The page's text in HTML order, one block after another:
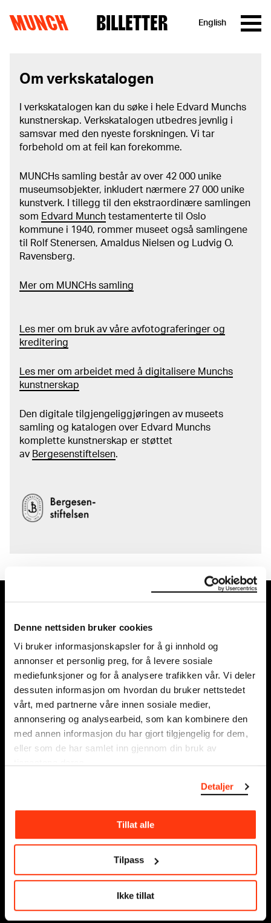
Denne nettsiden bruker cookies
Vi bruker informasjonskapsler for å gi innhold og
annonser et personlig preg, for å levere sosiale
mediefunksjoner og for å analysere trafikken vår. Vi deler
dessuten informasjon om hvordan du bruker nettstedet
vårt, med partnerne våre innen sosiale medier,
annonsering og analysearbeid, som kan kombinere den
med annen informasjon du har gjort tilgjengelig for dem,
eller som de har samlet inn gjennom din bruk av
Detaljer
Tillat alle
Tilpass
Ikke tillat
MUNCH BILLETTER English
Om verkskatalogen
I verkskatalogen kan du søke i hele Edvard Munchs
kunstnerskap. Verkskatalogen utbedres jevnlig i
samsvar med den nyeste forskningen. Vi tar
forbehold om at feil kan forekomme.
MUNCHs samling består av over 42 000 unike
museumsobjekter, inkludert nærmere 27 000 unike
kunstverk. I tillegg til den ekstraordinære samlingen
som Edvard Munch testamenterte til Oslo
kommune i 1940, rommer museet også samlingene
til Rolf Stenersen, Amaldus Nielsen og Ludvig O.
Ravensberg.
Mer om MUNCHs samling
Les mer om bruk av våre avfotograferinger og
kreditering
Les mer om arbeidet med å digitalisere Munchs
kunstnerskap
Den digitale tilgjengeliggjøringen av museets
samling og katalogen over Edvard Munchs
komplette kunstnerskap er støttet
av Bergesenstiftelsen.
Edvard Munchs plass 1, 0194 Oslo
Ordinære åpningstider
Søn - tirs: 10 - 18
Ons - lør: 10 - 21
Se alle åpningstider
Postadresse:
Postboks 3304 Sørenga, 0140 Oslo
info@munch.com
Tilgjengelighet på MUNCH
Om oss
Sponsorsamarbeid